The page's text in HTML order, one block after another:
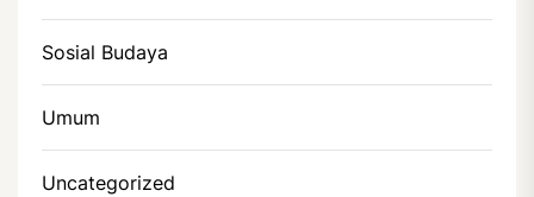
Sosial Budaya
Umum
Uncategorized